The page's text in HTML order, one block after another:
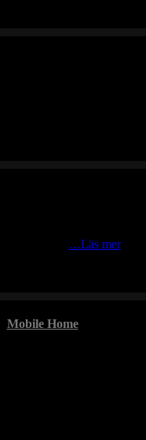
…Läs mer
Mobile Home